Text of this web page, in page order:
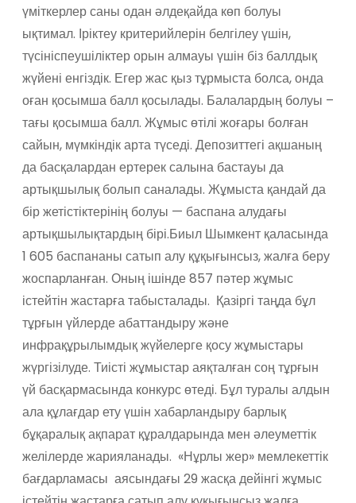
үміткерлер саны одан әлдеқайда көп болуы
ықтимал. Іріктеу критерийлерін белгілеу үшін,
түсініспеушіліктер орын алмауы үшін біз баллдық
жүйені енгіздік. Егер жас қыз тұрмыста болса, онда
оған қосымша балл қосылады. Балалардың болуы –
тағы қосымша балл. Жұмыс өтілі жоғары болған
сайын, мүмкіндік арта түседі. Депозиттегі ақшаның
да басқалардан ертерек салына бастауы да
артықшылық болып саналады. Жұмыста қандай да
бір жетістіктерінің болуы — баспана алудағы
артықшылықтардың бірі.Биыл Шымкент қаласында
1 605 баспананы сатып алу құқығынсыз, жалға беру
жоспарланған. Оның ішінде 857 пәтер жұмыс
істейтін жастарға табысталады. Қазіргі таңда бұл
тұрғын үйлерде абаттандыру және
инфрақұрылымдық жүйелерге қосу жұмыстары
жүргізілуде. Тиісті жұмыстар аяқталған соң тұрғын
үй басқармасында конкурс өтеді. Бұл туралы алдын
ала құлағдар ету үшін хабарландыру барлық
бұқаралық ақпарат құралдарында мен әлеуметтік
желілерде жарияланады. «Нұрлы жер» мемлекеттік
бағдарламасы аясындағы 29 жасқа дейінгі жұмыс